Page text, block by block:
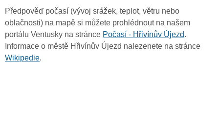
Předpověď počasí (vývoj srážek, teplot, větru nebo
oblačnosti) na mapě si můžete prohlédnout na našem
portálu Ventusky na stránce Počasí - Hřivínův Újezd.
Informace o městě Hřivínův Újezd nalezenete na stránce
Wikipedie.